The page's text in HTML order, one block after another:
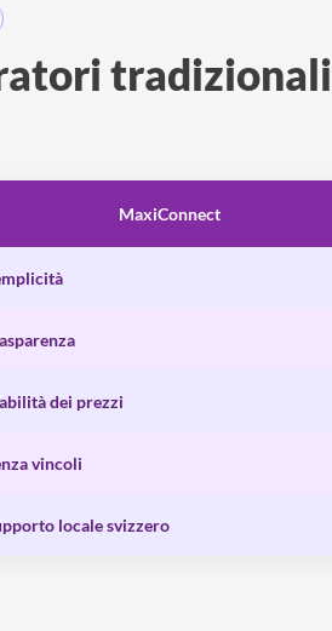
tradizionali
MaxiConnect
dei prezzi
vincoli
locale svizzero